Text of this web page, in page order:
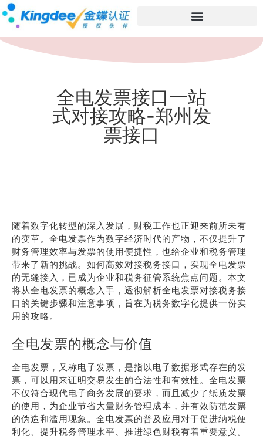
全电发票接口一站
式对接攻略-郑州发
票接口
随着数字化转型的深入发展，财税工作也正迎来前所未有
的变革。全电发票作为数字经济时代的产物，不仅提升了
财务管理效率与发票的使用便捷性，也给企业和税务管理
带来了新的挑战。如何高效对接税务接口，实现全电发票
的无缝接入，已成为企业和税务征管系统焦点问题。本文
将从全电发票的概念入手，透彻解析全电发票对接税务接
口的关键步骤和注意事项，旨在为税务数字化提供一份实
用的攻略。
全电发票的概念与价值
全电发票，又称电子发票，是指以电子数据形式存在的发
票，可以用来证明交易发生的合法性和有效性。全电发票
不仅符合现代电子商务发展的要求，而且减少了纸质发票
的使用，为企业节省大量财务管理成本，并有效防范发票
的伪造和滥用现象。全电发票的普及应用对于促进纳税便
利化、提升税务管理水平、推进绿色财税有着重要意义。